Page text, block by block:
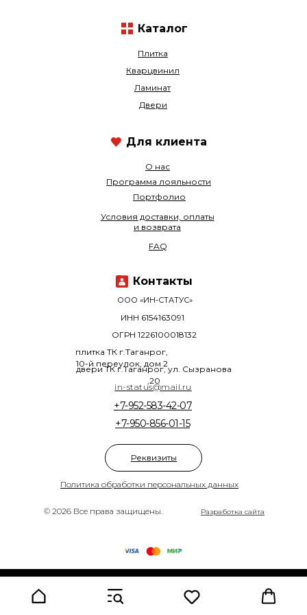
© 2026 Все права защищены.
Политика обработки персональных данных
Плитка
Кварцвинил
+7-950-856-01-15
+7-952-583-42-07
О нас
Ламинат
Программа лояльности
Двери
Портфолио
ООО «ИН-СТАТУС»
плитка ТК г.Таганрог,
10-й переулок, дом 2
двери ТК г.Таганрог, ул. Сызранова
,20
ОГРН 1226100018132
ИНН 6154163091
Разработка сайта
Условия доставки, оплаты
и возврата
FAQ
Каталог
in-status@mail.ru
Контакты
Для клиента
Реквизиты
Made on Tilda